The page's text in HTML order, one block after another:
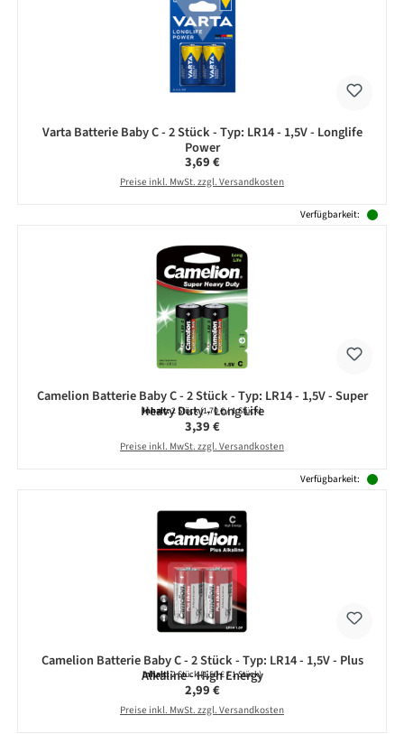
Varta Batterie Baby C - 2 Stück - Typ: LR14 - 1,5V - Longlife
Power
Regulärer Preis:
3,69 €
Preise inkl. MwSt. zzgl. Versandkosten
Verfügbarkeit:
Camelion Batterie Baby C - 2 Stück - Typ: LR14 - 1,5V - Super
Heavy Duty - Long Life
Inhalt:2 Stück(1,70 € / 1 Stück)
Regulärer Preis:
3,39 €
Preise inkl. MwSt. zzgl. Versandkosten
Verfügbarkeit:
Camelion Batterie Baby C - 2 Stück - Typ: LR14 - 1,5V - Plus
Alkaline - High Energy
Inhalt:2 Stück(1,50 € / 1 Stück)
Regulärer Preis:
2,99 €
Preise inkl. MwSt. zzgl. Versandkosten